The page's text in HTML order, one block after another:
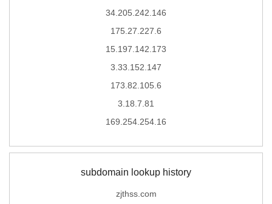
34.205.242.146
175.27.227.6
15.197.142.173
3.33.152.147
173.82.105.6
3.18.7.81
169.254.254.16
subdomain lookup history
zjthss.com